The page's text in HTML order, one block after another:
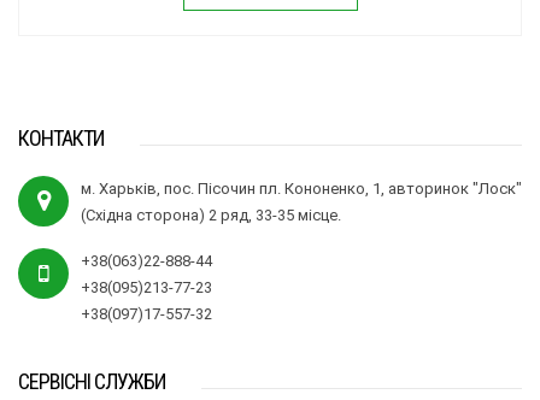
КОНТАКТИ
м. Харьків, пос. Пісочин пл. Кононенко, 1, авторинок "Лоск"
(Східна сторона) 2 ряд, 33-35 місце.
+38(063)22-888-44
+38(095)213-77-23
+38(097)17-557-32
СЕРВІСНІ СЛУЖБИ